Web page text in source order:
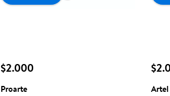
$2.000
Proarte Artel